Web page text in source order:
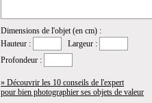
Dimensions de l'objet (en cm) :
Hauteur :
Largeur :
Profondeur :
» Découvrir les 10 conseils de l'expert
pour bien photographier ses objets de valeur